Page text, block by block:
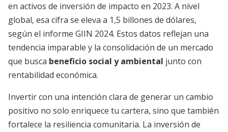
en activos de inversión de impacto en 2023. A nivel
global, esa cifra se eleva a 1,5 billones de dólares,
según el informe GIIN 2024. Estos datos reflejan una
tendencia imparable y la consolidación de un mercado
que busca beneficio social y ambiental junto con
rentabilidad económica.
Invertir con una intención clara de generar un cambio
positivo no solo enriquece tu cartera, sino que también
fortalece la resiliencia comunitaria. La inversión de